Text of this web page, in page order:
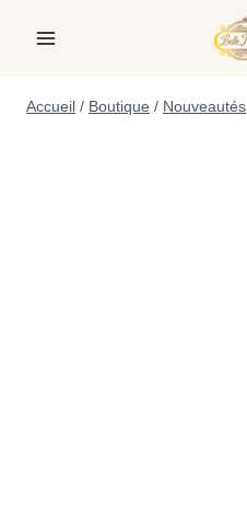
Accueil / Boutique / Nouveautés